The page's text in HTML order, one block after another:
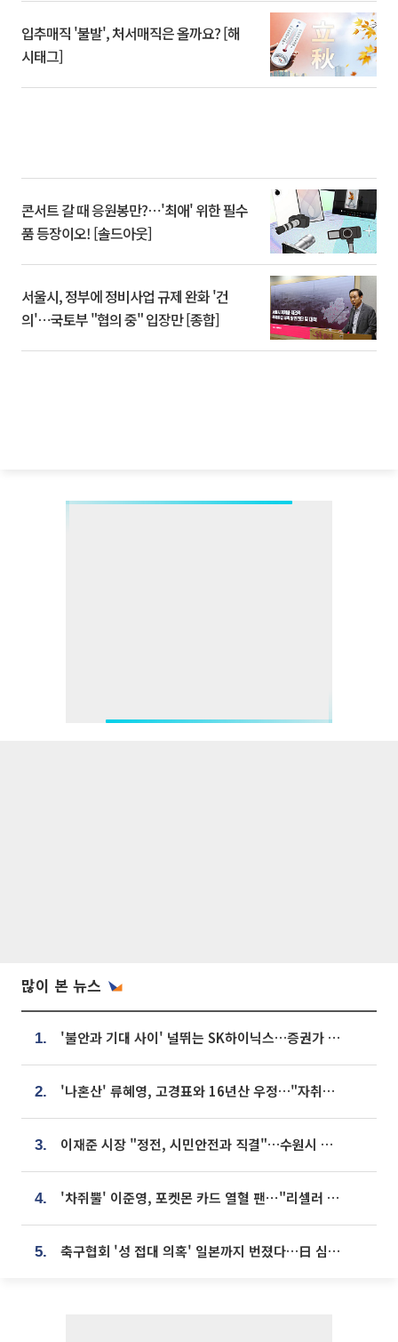
입추매직 '불발', 처서매직은 올까요? [해
시태그]
콘서트 갈 때 응원봉만?⋯'최애' 위한 필수
품 등장이오! [솔드아웃]
서울시, 정부에 정비사업 규제 완화 '건
의'⋯국토부 "협의 중" 입장만 [종합]
많이 본 뉴스
1. '불안과 기대 사이' 널뛰는 SK하이닉스…증권가 "HBM4·LTA 기반 펀터멘털 견고"
2. '나혼산' 류혜영, 고경표와 16년산 우정…"자취방서 부모님과 마주쳐"
3. 이재준 시장 "정전, 시민안전과 직결"…수원시 비상대응체계 가동
4. '차쥐뿔' 이준영, 포켓몬 카드 열혈 팬⋯"리셀러 처단할 것"
5. 축구협회 '성 접대 의혹' 일본까지 번졌다…日 심판 실명 공개